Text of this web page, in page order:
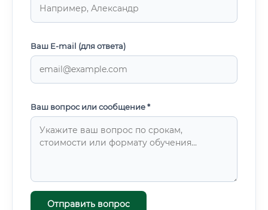
Ваш E-mail (для ответа)
Ваш вопрос или сообщение *
Отправить вопрос